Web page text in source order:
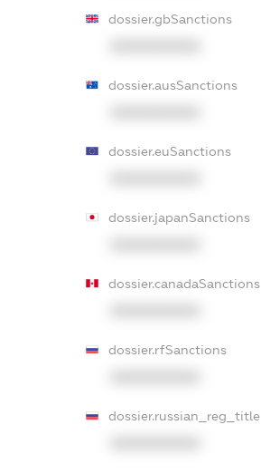
dossier.gbSanctions
dossier.ausSanctions
dossier.euSanctions
dossier.japanSanctions
dossier.canadaSanctions
dossier.rfSanctions
dossier.russian_reg_title